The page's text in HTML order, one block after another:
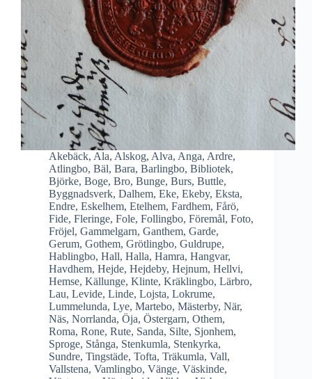
Akebäck, Ala, Alskog, Alva, Anga, Ardre,
Atlingbo, Bäl, Bara, Barlingbo, Bibliotek,
Björke, Boge, Bro, Bunge, Burs, Buttle,
Byggnadsverk, Dalhem, Eke, Ekeby, Eksta,
Endre, Eskelhem, Etelhem, Fardhem, Fårö,
Fide, Fleringe, Fole, Follingbo, Föremål, Foto,
Fröjel, Gammelgarn, Ganthem, Garde,
Gerum, Gothem, Grötlingbo, Guldrupe,
Hablingbo, Hall, Halla, Hamra, Hangvar,
Havdhem, Hejde, Hejdeby, Hejnum, Hellvi,
Hemse, Källunge, Klinte, Kräklingbo, Lärbro,
Lau, Levide, Linde, Lojsta, Lokrume,
Lummelunda, Lye, Martebo, Mästerby, När,
Näs, Norrlanda, Öja, Östergarn, Othem,
Roma, Rone, Rute, Sanda, Silte, Sjonhem,
Sproge, Stånga, Stenkumla, Stenkyrka,
Sundre, Tingstäde, Tofta, Träkumla, Vall,
Vallstena, Vamlingbo, Vänge, Väskinde,